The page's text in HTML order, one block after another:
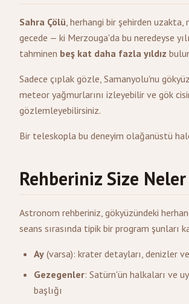
Sahra Çölü, herhangi bir şehirden uzakta,
gecede — ki Merzouga'da bu neredeyse
tahminen beş kat daha fazla yıldız
Sadece çıplak gözle, Samanyolu'nu
meteor yağmurlarını izleyebilir ve gök
gözlemleyebilirsiniz.
Bir teleskopla bu deneyim olağanüstü
Rehberiniz Size
Astronom rehberiniz, gökyüzündeki
seans sırasında tipik bir program şunları
Ay (varsa): krater detayları, denizler
Gezegenler: Satürn'ün halkaları ve
başlığı